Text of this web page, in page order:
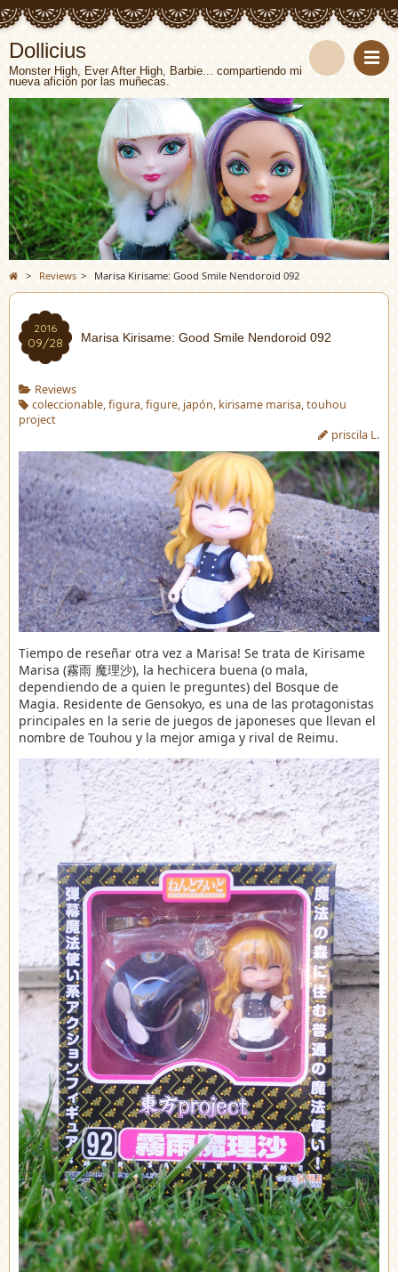
Dollicius
Monster High, Ever After High, Barbie... compartiendo mi
nueva afición por las muñecas.
> Reviews > Marisa Kirisame: Good Smile Nendoroid 092
2016
09/28 Marisa Kirisame: Good Smile Nendoroid 092
Reviews
coleccionable,figura,figure, japón, kirisame marisa,touhou
project
priscila L.
Tiempo de reseñar otra vez a Marisa! Se trata de Kirisame
Marisa (霧雨 魔理沙), la hechicera buena (o mala,
dependiendo de a quien le preguntes) del Bosque de
Magia. Residente de Gensokyo, es una de las protagonistas
principales en la serie de juegos de japoneses que llevan el
nombre de Touhou y la mejor amiga y rival de Reimu.